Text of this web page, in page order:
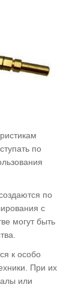
по
по
с
могут быть
к особо
При их
или